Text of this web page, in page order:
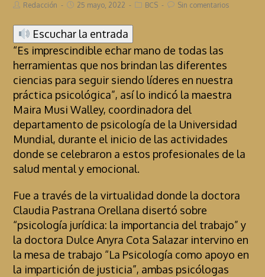
Redacción 25 mayo, 2022 BCS Sin comentarios
Escuchar la entrada
“Es imprescindible echar mano de todas las
herramientas que nos brindan las diferentes
ciencias para seguir siendo líderes en nuestra
práctica psicológica”, así lo indicó la maestra
Maira Musi Walley, coordinadora del
departamento de psicología de la Universidad
Mundial, durante el inicio de las actividades
donde se celebraron a estos profesionales de la
salud mental y emocional.
Fue a través de la virtualidad donde la doctora
Claudia Pastrana Orellana disertó sobre
“psicología jurídica: la importancia del trabajo” y
la doctora Dulce Anyra Cota Salazar intervino en
la mesa de trabajo “La Psicología como apoyo en
la impartición de justicia”, ambas psicólogas